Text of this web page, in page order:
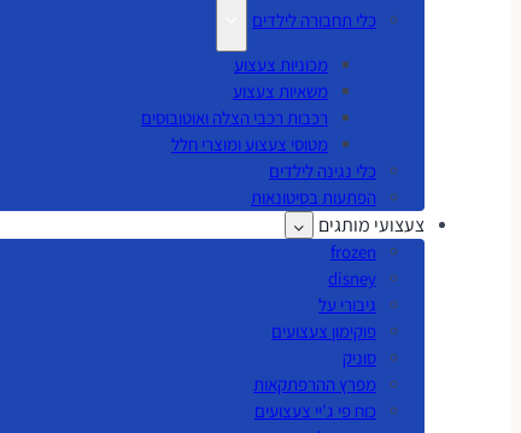
כלי תחבורה לילדים
מכוניות צעצוע
משאיות צעצוע
רכבות רכבי הצלה ואוטובוסים
מטוסי צעצוע ומוצרי חלל
כלי נגינה לילדים
הפתעות בסיטונאות
צעצועי מותגים
frozen
disney
גיבורי על
פוקימון צעצועים
סוניק
מפרץ ההרפתקאות
כוח פי ג'יי צעצועים